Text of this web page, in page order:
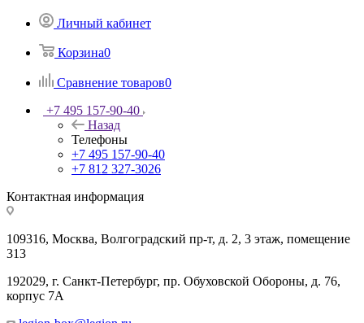
Личный кабинет
Корзина0
Сравнение товаров0
+7 495 157-90-40
Назад
Телефоны
+7 495 157-90-40
+7 812 327-3026
Контактная информация
109316, Москва, Волгоградский пр-т, д. 2, 3 этаж, помещение
313
192029, г. Санкт-Петербург, пр. Обуховской Обороны, д. 76,
корпус 7А